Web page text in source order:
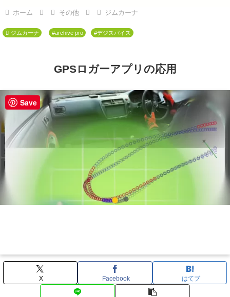
ホーム その他 ジムカーナ
ジムカーナ #archive pro #デジスパイス
GPSロガーアプリの応用
X Facebook はてブ
Save